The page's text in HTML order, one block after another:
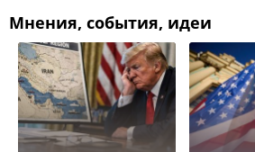
Мнения, события, идеи